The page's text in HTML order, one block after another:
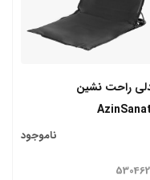
راحت نشین
ناموجود
530462